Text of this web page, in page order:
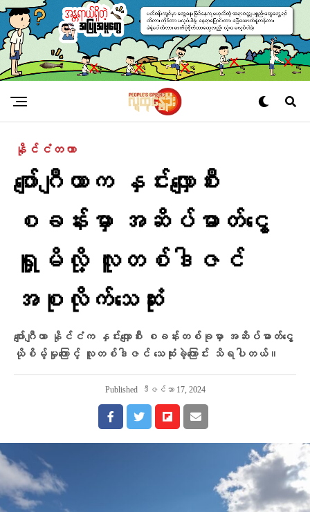
နိုင်ငံတကာ
ဂျော်ဂျီယာက နှင်းလျှောစီး
စခန်းမှာ အဆိပ်ဓာတ်ငွေ့
ရှူမိလို့ လူတစ်ဒါဇင်
အစုလိုက်သေဆုံး
ဂျော်ဂျီယာ နိုင်ငံက နှင်းလျှောစီး စခန်းတစ်ခုမှာ အဆိပ်ဓာတ်ငွေ့
ယိုစိမ့်မှုကြောင့် လူတစ်ဒါဇင် သေဆုံးခဲ့ကြောင်း သိရပါတယ်။
Published ဒီဇင်ဘာ 17, 2024